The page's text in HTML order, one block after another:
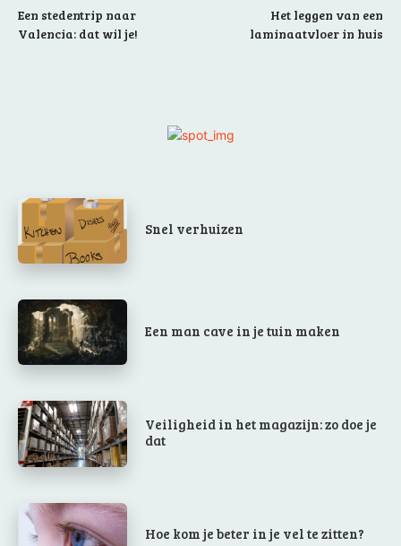
Een stedentrip naar
Valencia: dat wil je!
Het leggen van een
laminaatvloer in huis
Snel verhuizen
Een man cave in je tuin maken
Veiligheid in het magazijn: zo doe je
dat
Hoe kom je beter in je vel te zitten?